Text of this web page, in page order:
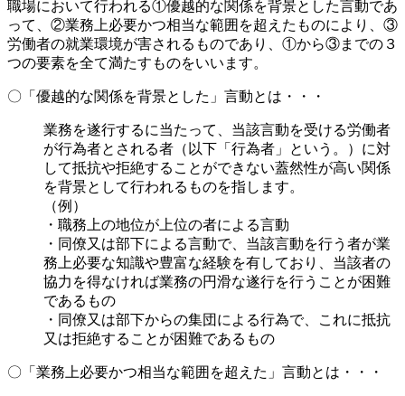
職場において行われる①優越的な関係を背景とした言動であ
って、②業務上必要かつ相当な範囲を超えたものにより、③
労働者の就業環境が害されるものであり、①から③までの３
つの要素を全て満たすものをいいます。
〇「優越的な関係を背景とした」言動とは・・・
業務を遂行するに当たって、当該言動を受ける労働者
が行為者とされる者（以下「行為者」という。）に対
して抵抗や拒絶することができない蓋然性が高い関係
を背景として行われるものを指します。
（例）
・職務上の地位が上位の者による言動
・同僚又は部下による言動で、当該言動を行う者が業
務上必要な知識や豊富な経験を有しており、当該者の
協力を得なければ業務の円滑な遂行を行うことが困難
であるもの
・同僚又は部下からの集団による行為で、これに抵抗
又は拒絶することが困難であるもの
〇「業務上必要かつ相当な範囲を超えた」言動とは・・・